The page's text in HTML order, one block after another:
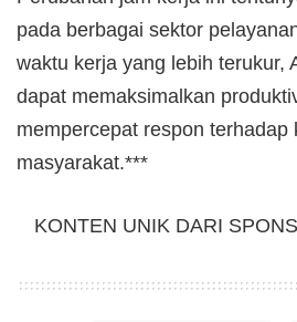
pada berbagai sektor
waktu kerja yang lebih terukur,
dapat memaksimalkan
mempercepat respon terhadap
masyarakat.***
KONTEN UNIK DARI